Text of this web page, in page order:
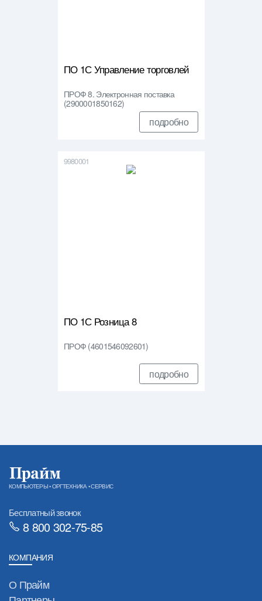
ПО 1С Управление торговлей
ПРОФ 8. Электронная поставка
(2900001850162)
подробно
9980001
ПО 1С Розница 8
ПРОФ (4601546092601)
подробно
КОМПЬЮТЕРЫ • ОРГТЕХНИКА • СЕРВИС
Бесплатный звонок
8 800 302-75-85
КОМПАНИЯ
О Прайм